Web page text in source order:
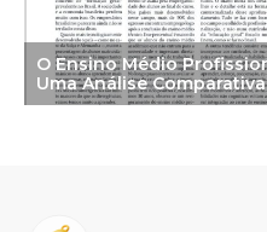
O Ensino Médio
Uma Análise Comparativa